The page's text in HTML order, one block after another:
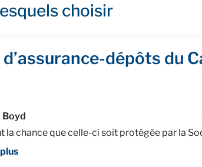
choisir
dépôts du
la chance que celle-ci soit protégée par la